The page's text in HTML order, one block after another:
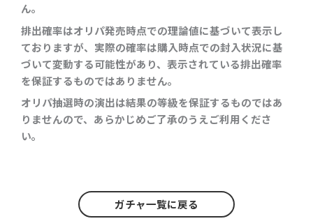
ん。
排出確率はオリパ発売時点での理論値に基づいて表示し
ておりますが、実際の確率は購入時点での封入状況に基
づいて変動する可能性があり、表示されている排出確率
を保証するものではありません。
オリパ抽選時の演出は結果の等級を保証するものではあ
りませんので、あらかじめご了承のうえご利用くださ
い。
ガチャ一覧に戻る